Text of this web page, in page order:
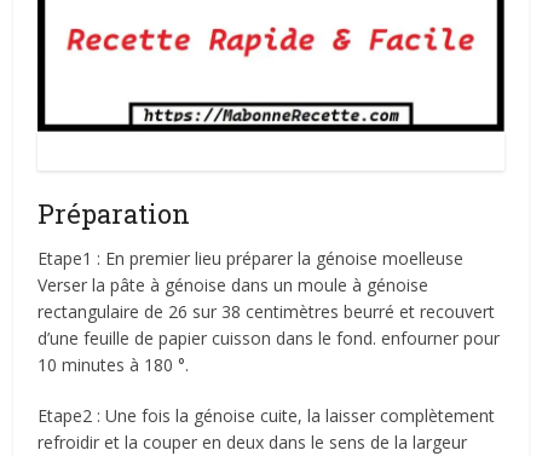
Préparation
Etape1 : En premier lieu préparer la génoise moelleuse
Verser la pâte à génoise dans un moule à génoise
rectangulaire de 26 sur 38 centimètres beurré et recouvert
d’une feuille de papier cuisson dans le fond. enfourner pour
10 minutes à 180 °.
Etape2 : Une fois la génoise cuite, la laisser complètement
refroidir et la couper en deux dans le sens de la largeur